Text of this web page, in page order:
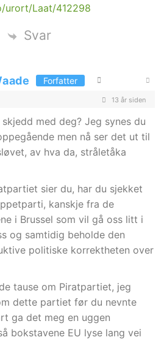
urort/Laat/412298
Svar
Forfatter
13 år siden
med deg? Jeg synes du
men nå ser det ut til
av hva da, stråletåka
sier du, har du sjekket
kanskje fra de
i Brussel som vil gå oss litt i
og samtidig beholde den
politiske korrektheten over
tause om Piratpartiet, jeg
dette partiet før du nevnte
ga det meg en uggen
bokstavene EU lyse lang vei